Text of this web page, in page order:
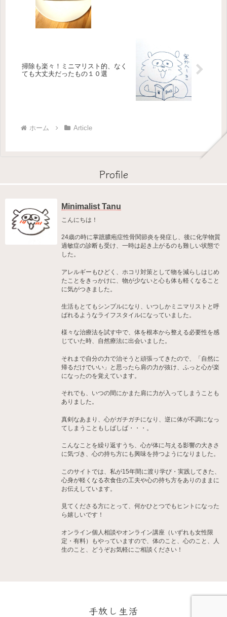
掃除も楽々！ミニマリスト的、なく
ても大丈夫だったもの１０選
ホーム Article
Profile
Minimalist Tanu
こんにちは！
24歳の時に掌蹠膿疱症性骨関節炎を発症し、後に化学物質
過敏症の診断も受け、一時は起き上がるのも難しい状態で
した。
アレルギーもひどく、ホコリ対策として物を減らしはじめ
たことをきっかけに、物が少ないと心も体も軽くなること
に気がつきました。
生活もとてもシンプルになり、いつしかミニマリストと呼
ばれるようなライフスタイルになっていました。
様々な治療法を試す中で、体を根本から整える必要性を感
じていた時、自然療法に出会いました。
それまで自分の力で治そうと頑張ってきたので、「自然に
帰るだけでいい」と思ったら肩の力が抜け、ふっと心が楽
になったのを覚えています。
それでも、いつの間にかまた肩に力が入ってしまうことも
ありました。
真剣なあまり、心がガチガチになり、逆に体が不調になっ
てしまうこともしばしば・・・。
こんなことを繰り返すうち、心が体に与える影響の大きさ
に気づき、心の持ち方にも興味を持つようになりました。
このサイトでは、私が15年間に渡り学び・実践してきた、
心身が軽くなる衣食住の工夫や心の持ち方をありのままに
お伝えしています。
見てくださる方にとって、何かひとつでもヒントになった
ら嬉しいです！
オンライン個人相談やオンライン講座（いずれも女性限
定・有料）もやっていますので、体のこと、心のこと、人
生のこと、どうぞお気軽にご相談ください！
手放し生活